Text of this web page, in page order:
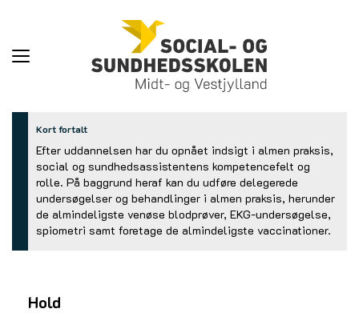
Toggle
Kort fortalt
Efter uddannelsen har du opnået indsigt i almen praksis,
social og sundhedsassistentens kompetencefelt og
rolle. På baggrund heraf kan du udføre delegerede
undersøgelser og behandlinger i almen praksis, herunder
de almindeligste venøse blodprøver, EKG-undersøgelse,
spiometri samt foretage de almindeligste vaccinationer.
Hold